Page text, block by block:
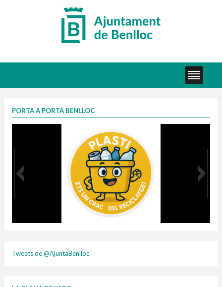
PORTA A PORTA BENLLOC
Tweets de @AjuntaBenlloc